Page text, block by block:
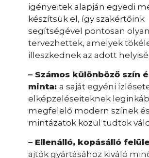
igényeitek alapján egyedi
készítsük el, így szakértőink
segítségével pontosan
tervezhettek, amelyek
illeszkednek az adott
– Számos különböző szín
minta: a saját egyéni
elképzeléseiteknek
megfelelő modern színek és
mintázatok közül tudtok
– Ellenálló, kopásálló
ajtók gyártásához kiváló